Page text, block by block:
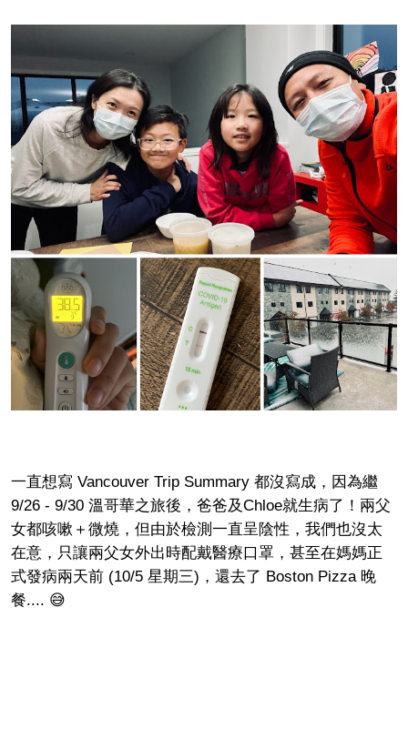
一直想寫 Vancouver Trip Summary 都沒寫成，因為繼
9/26 - 9/30 溫哥華之旅後，爸爸及Chloe就生病了！兩父
女都咳嗽＋微燒，但由於檢測一直呈陰性，我們也沒太
在意，只讓兩父女外出時配戴醫療口罩，甚至在媽媽正
式發病兩天前 (10/5 星期三)，還去了 Boston Pizza 晚
餐.... 😅